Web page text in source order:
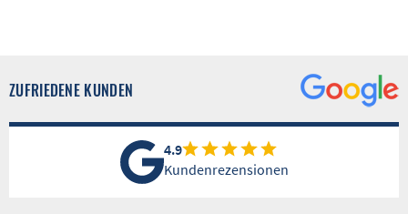
ZUFRIEDENE KUNDEN
4.9
Kundenrezensionen